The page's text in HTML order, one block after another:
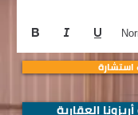
العقارية